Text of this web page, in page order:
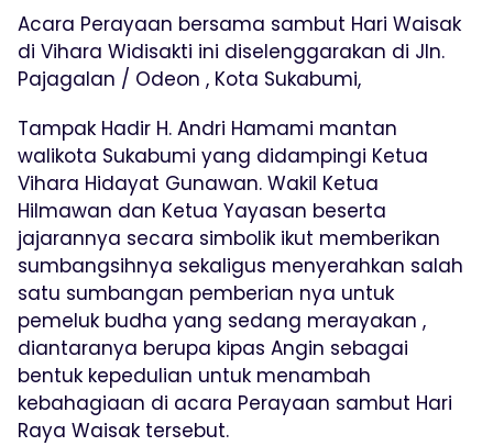
Acara Perayaan bersama sambut Hari Waisak
di Vihara Widisakti ini diselenggarakan di Jln.
Pajagalan / Odeon , Kota Sukabumi,
Tampak Hadir H. Andri Hamami mantan
walikota Sukabumi yang didampingi Ketua
Vihara Hidayat Gunawan. Wakil Ketua
Hilmawan dan Ketua Yayasan beserta
jajarannya secara simbolik ikut memberikan
sumbangsihnya sekaligus menyerahkan salah
satu sumbangan pemberian nya untuk
pemeluk budha yang sedang merayakan ,
diantaranya berupa kipas Angin sebagai
bentuk kepedulian untuk menambah
kebahagiaan di acara Perayaan sambut Hari
Raya Waisak tersebut.